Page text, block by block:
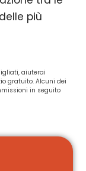
più
aiuterai
gratuito. Alcuni dei
in seguito